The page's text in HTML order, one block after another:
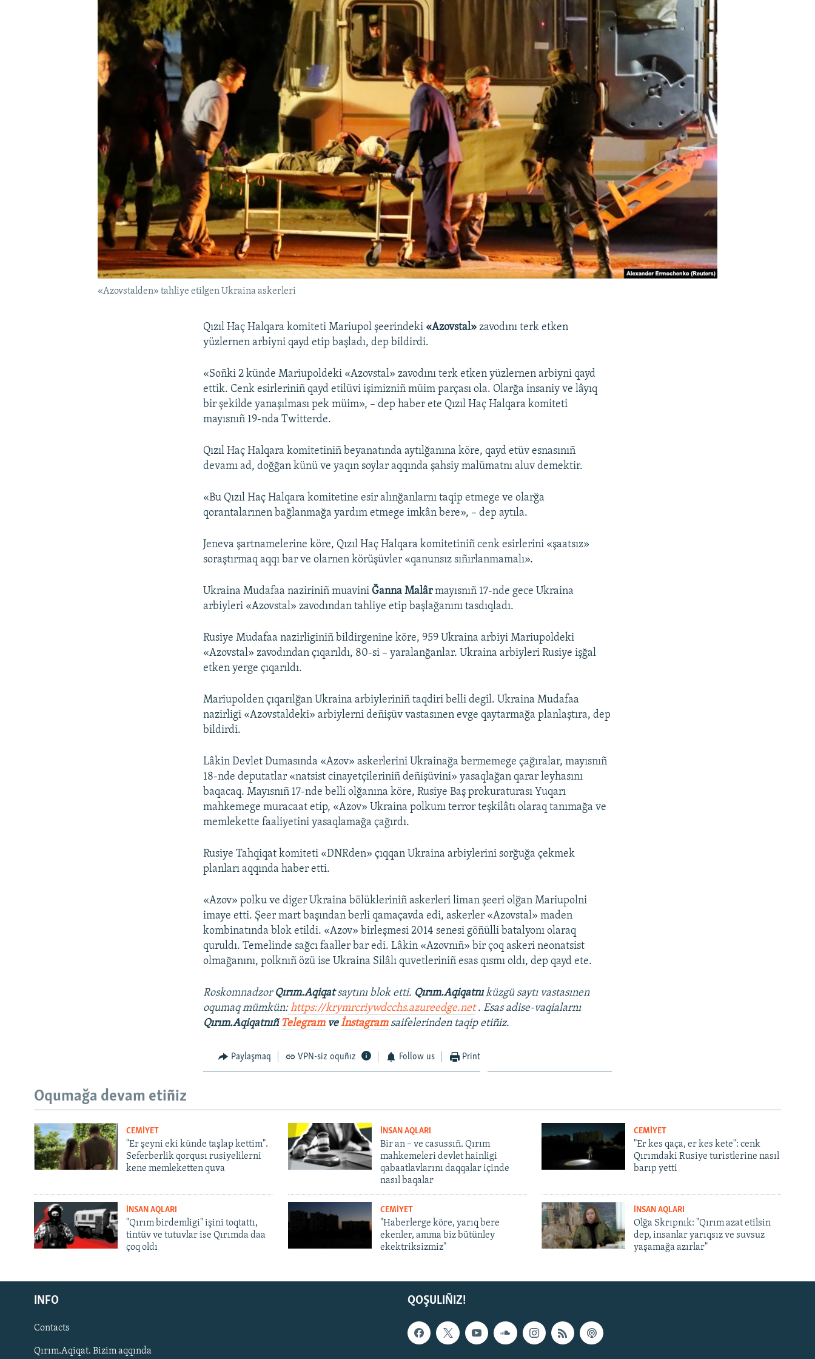
Русский
Українською
QOŞULIÑIZ!
«Azovstalden» tahliye etilgen Ukraina askerleri
Qızıl Haç Halqara komiteti Mariupol şeerindeki «Azovstal» zavodını terk etken
yüzlernen arbiyni qayd etip başladı, dep bildirdi.
«Soñki 2 künde Mariupoldeki «Azovstal» zavodını terk etken yüzlernen arbiyni qayd
ettik. Cenk esirleriniñ qayd etilüvi işimizniñ müim parçası ola. Olarğa insaniy ve lâyıq
bir şekilde yanaşılması pek müim», – dep haber ete Qızıl Haç Halqara komiteti
mayısnıñ 19-nda Twitterde.
Qızıl Haç Halqara komitetiniñ beyanatında aytılğanına köre, qayd etüv esnasınıñ
devamı ad, doğğan künü ve yaqın soylar aqqında şahsiy malümatnı aluv demektir.
«Bu Qızıl Haç Halqara komitetine esir alınğanlarnı taqip etmege ve olarğa
qorantalarınen bağlanmağa yardım etmege imkân bere», – dep aytıla.
Jeneva şartnamelerine köre, Qızıl Haç Halqara komitetiniñ cenk esirlerini «şaatsız»
soraştırmaq aqqı bar ve olarnen körüşüvler «qanunsız sıñırlanmamalı».
Ukraina Mudafaa naziriniñ muavini Ğanna Malârmayısnıñ 17-nde gece Ukraina
arbiyleri «Azovstal» zavodından tahliye etip başlağanını tasdıqladı.
Rusiye Mudafaa nazirliginiñ bildirgenine köre, 959 Ukraina arbiyi Mariupoldeki
«Azovstal» zavodından çıqarıldı, 80-si – yaralanğanlar. Ukraina arbiyleri Rusiye işğal
etken yerge çıqarıldı.
Mariupolden çıqarılğan Ukraina arbiyleriniñ taqdiri belli degil. Ukraina Mudafaa
nazirligi «Azovstaldeki» arbiylerni deñişüv vastasınen evge qaytarmağa planlaştıra, dep
bildirdi.
Lâkin Devlet Dumasında «Azov» askerlerini Ukrainağa bermemege çağıralar, mayısnıñ
18-nde deputatlar «natsist cinayetçileriniñ deñişüvini» yasaqlağan qarar leyhasını
baqacaq. Mayısnıñ 17-nde belli olğanına köre, Rusiye Baş prokuraturası Yuqarı
mahkemege muracaat etip, «Azov» Ukraina polkunı terror teşkilâtı olaraq tanımağa ve
memlekette faaliyetini yasaqlamağa çağırdı.
Rusiye Tahqiqat komiteti «DNRden» çıqqan Ukraina arbiylerini sorğuğa çekmek
planları aqqında haber etti.
«Azov» polku ve diger Ukraina bölükleriniñ askerleri liman şeeri olğan Mariupolni
imaye etti. Şeer mart başından berli qamaçavda edi, askerler «Azovstal» maden
kombinatında blok etildi. «Azov» birleşmesi 2014 senesi göñülli batalyonı olaraq
quruldı. Temelinde sağcı faaller bar edi. Lâkin «Azovnıñ» bir çoq askeri neonatsist
olmağanını, polknıñ özü ise Ukraina Silâlı quvetleriniñ esas qısmı oldı, dep qayd ete.
Roskomnadzor Qırım.Aqiqatsaytını blok etti. Qırım.Aqiqatnıküzgü saytı vastasınen
oqumaq mümkün: https://krymrcriywdcchs.azureedge.net . Esas adise-vaqialarnı
Qırım.AqiqatnıñTelegramveİnstagram saifelerinden taqip etiñiz.
Paylaşmaq VPN-siz oquñız Follow us Print
Oqumağa devam etiñiz
CEMİYET
"Er şeyni eki künde taşlap kettim".
Seferberlik qorqusı rusiyelilerni
kene memleketten quva
İNSAN AQLARI
Bir an – ve casussıñ. Qırım
mahkemeleri devlet hainligi
qabaatlavlarını daqqalar içinde
nasıl baqalar
CEMİYET
"Er kes qaça, er kes kete": cenk
Qırımdaki Rusiye turistlerine nasıl
barıp yetti
İNSAN AQLARI
"Qırım birdemligi" işini toqtattı,
tintüv ve tutuvlar ise Qırımda daa
çoq oldı
CEMİYET
"Haberlerge köre, yarıq bere
ekenler, amma biz bütünley
ekektriksizmiz"
İNSAN AQLARI
Olğa Skrıpnık: "Qırım azat etilsin
dep, insanlar yarıqsız ve suvsuz
yaşamağa azırlar"
QOŞULIÑIZ!
INFO
Contacts
Qırım.Aqiqat. Bizim aqqında